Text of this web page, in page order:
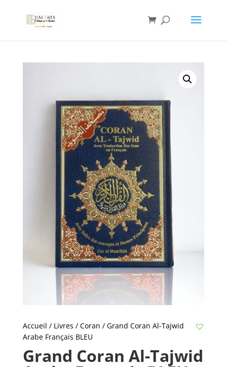
Accueil / Livres / Coran / Grand Coran Al-Tajwid
Arabe Français BLEU
Grand Coran Al-Tajwid